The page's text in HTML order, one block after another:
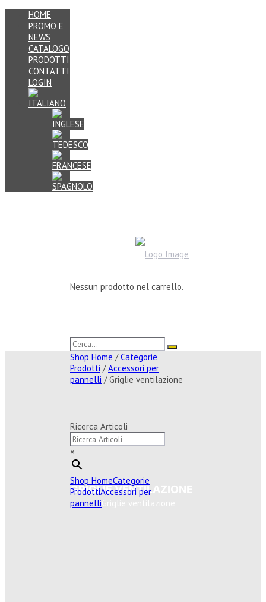
HOME
PROMO E
NEWS
CATALOGO
PRODOTTI
CONTATTI
LOGIN
Nessun prodotto nel carrello.
Shop Home /Categorie
Prodotti /Accessori per
pannelli / Griglie ventilazione
Ricerca Articoli
×
GRIGLIE VENTILAZIONE
Shop HomeCategorie
ProdottiAccessori per
pannelli